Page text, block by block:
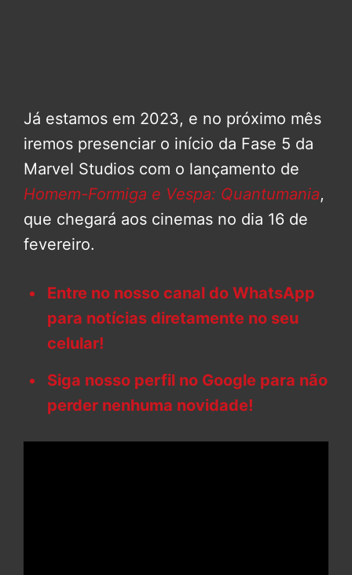
Já estamos em 2023, e no próximo mês
iremos presenciar o início da Fase 5 da
Marvel Studios com o lançamento de
Homem-Formiga e Vespa: Quantumania,
que chegará aos cinemas no dia 16 de
fevereiro.
Entre no nosso canal do WhatsApp
para notícias diretamente no seu
celular!
Siga nosso perfil no Google para não
perder nenhuma novidade!